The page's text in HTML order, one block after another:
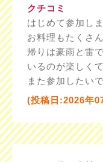
クチコミ
はじめて参加し
お料理もたくさ
帰りは豪雨と雷
いるのが楽しく
また参加したいで
(投稿日:2026年